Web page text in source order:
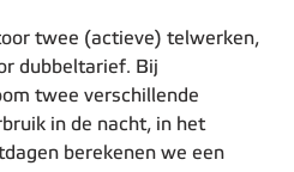
twee (actieve) telwerken,
dubbeltarief. Bij
twee verschillende
in de nacht, in het
berekenen we een